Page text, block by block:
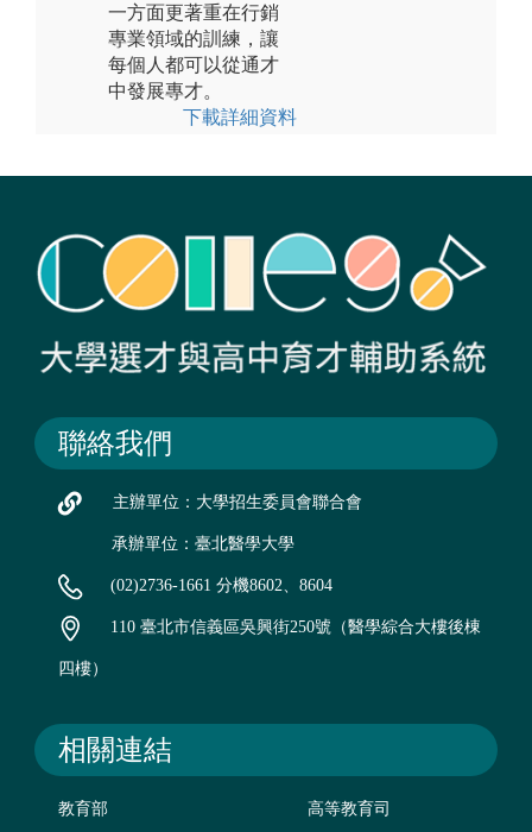
一方面更著重在行銷
專業領域的訓練，讓
每個人都可以從通才
中發展專才。
下載詳細資料
聯絡我們
主辦單位：大學招生委員會聯合會
承辦單位：臺北醫學大學
(02)2736-1661 分機8602、8604
110 臺北市信義區吳興街250號（醫學綜合大樓後棟
四樓）
相關連結
教育部 高等教育司